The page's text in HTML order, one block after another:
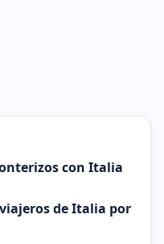
con Italia
de Italia por